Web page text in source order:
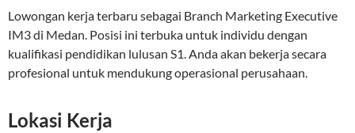
Lowongan kerja terbaru sebagai Branch Marketing Executive
IM3 di Medan. Posisi ini terbuka untuk individu dengan
kualifikasi pendidikan lulusan S1. Anda akan bekerja secara
profesional untuk mendukung operasional perusahaan.
Lokasi Kerja